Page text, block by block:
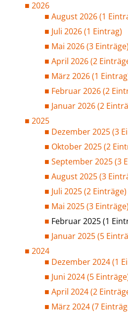
2026
August 2026 (1
Juli 2026 (1 Eintrag)
Mai 2026 (3 Einträge)
April 2026 (2
März 2026 (1
Februar 2026 (2
Januar 2026 (2
2025
Dezember 2025 (3
Oktober 2025 (2
September 2025 (3
August 2025 (3
Juli 2025 (2 Einträge)
Mai 2025 (3 Einträge)
Februar 2025 (1
Januar 2025 (5
2024
Dezember 2024 (1
Juni 2024 (5
April 2024 (2
März 2024 (7